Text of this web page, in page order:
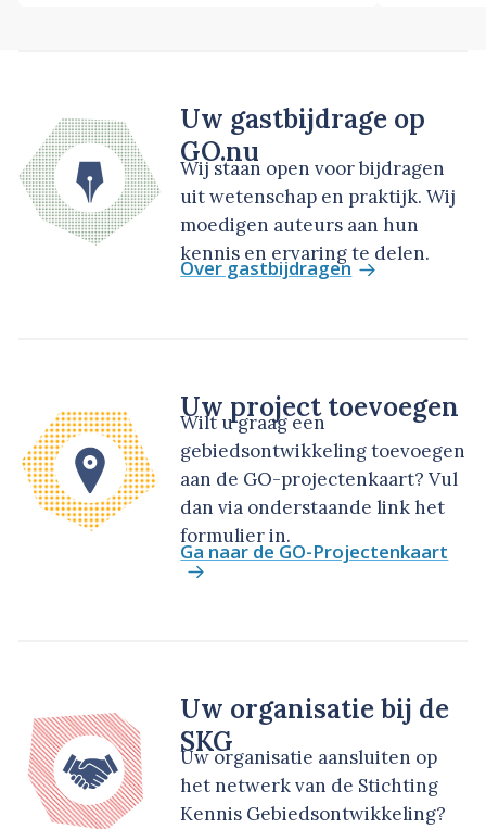
Uw gastbijdrage op
GO.nu
Wij staan open voor bijdragen
uit wetenschap en praktijk. Wij
moedigen auteurs aan hun
kennis en ervaring te delen.
Over gastbijdragen
Uw project toevoegen
Wilt u graag een
gebiedsontwikkeling toevoegen
aan de GO-projectenkaart? Vul
dan via onderstaande link het
formulier in.
Ga naar de GO-Projectenkaart
Uw organisatie bij de
SKG
Uw organisatie aansluiten op
het netwerk van de Stichting
Kennis Gebiedsontwikkeling?